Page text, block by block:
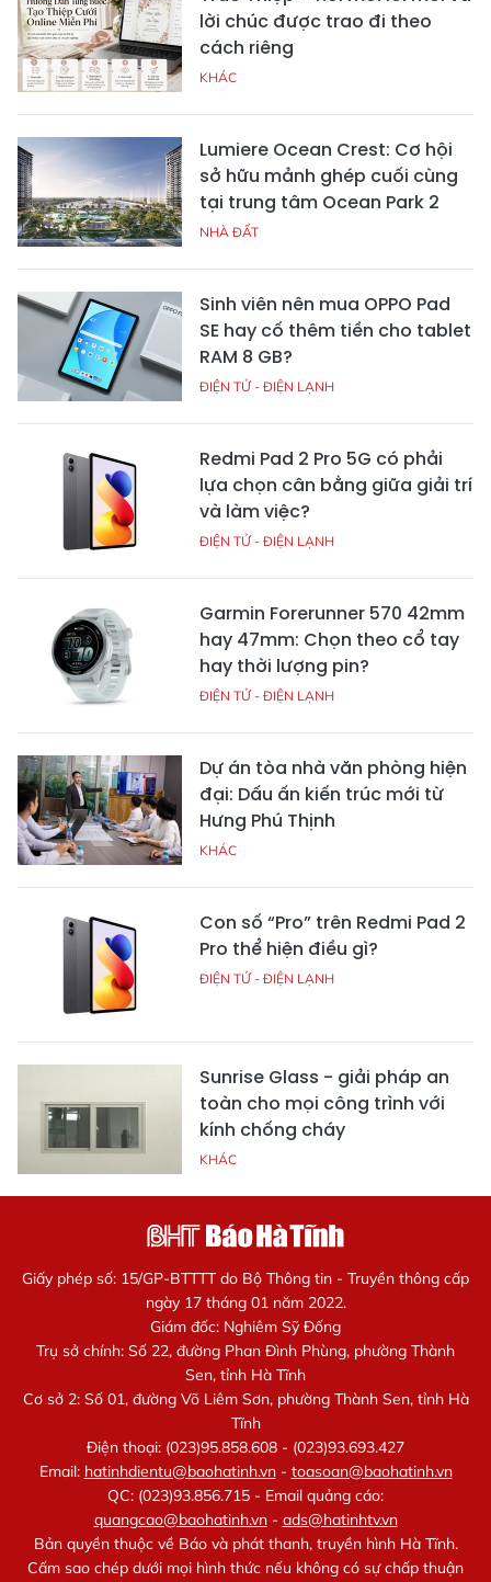
lời chúc được trao đi theo
cách riêng
KHÁC
Lumiere Ocean Crest: Cơ hội
sở hữu mảnh ghép cuối cùng
tại trung tâm Ocean Park 2
NHÀ ĐẤT
Sinh viên nên mua OPPO Pad
SE hay cố thêm tiền cho tablet
RAM 8 GB?
ĐIỆN TỬ - ĐIỆN LẠNH
Redmi Pad 2 Pro 5G có phải
lựa chọn cân bằng giữa giải trí
và làm việc?
ĐIỆN TỬ - ĐIỆN LẠNH
Garmin Forerunner 570 42mm
hay 47mm: Chọn theo cổ tay
hay thời lượng pin?
ĐIỆN TỬ - ĐIỆN LẠNH
Dự án tòa nhà văn phòng hiện
đại: Dấu ấn kiến trúc mới từ
Hưng Phú Thịnh
KHÁC
Con số “Pro” trên Redmi Pad 2
Pro thể hiện điều gì?
ĐIỆN TỬ - ĐIỆN LẠNH
Sunrise Glass - giải pháp an
toàn cho mọi công trình với
kính chống cháy
KHÁC
Giấy phép số: 15/GP-BTTTT do Bộ Thông tin - Truyền thông cấp
ngày 17 tháng 01 năm 2022.
Giám đốc: Nghiêm Sỹ Đống
Trụ sở chính: Số 22, đường Phan Đình Phùng, phường Thành
Sen, tỉnh Hà Tĩnh
Cơ sở 2: Số 01, đường Võ Liêm Sơn, phường Thành Sen, tỉnh Hà
Tĩnh
Điện thoại: (023)95.858.608 - (023)93.693.427
Email: hatinhdientu@baohatinh.vn- toasoan@baohatinh.vn
QC: (023)93.856.715 - Email quảng cáo:
quangcao@baohatinh.vn- ads@hatinhtv.vn
Bản quyền thuộc về Báo và phát thanh, truyền hình Hà Tĩnh.
Cấm sao chép dưới mọi hình thức nếu không có sự chấp thuận